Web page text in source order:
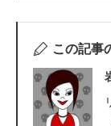
この記事